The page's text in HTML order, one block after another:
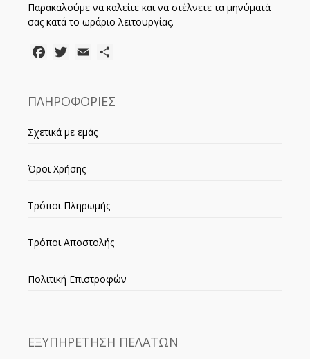
Παρακαλούμε να καλείτε και να στέλνετε τα μηνύματά
σας κατά το ωράριο λειτουργίας.
FacebookTwitter
Email
ΠΛΗΡΟΦΟΡΙΕΣ
Σχετικά με εμάς
Όροι Χρήσης
Τρόποι Πληρωμής
Τρόποι Αποστολής
Πολιτική Επιστροφών
ΕΞΥΠΗΡΕΤΗΣΗ ΠΕΛΑΤΩΝ